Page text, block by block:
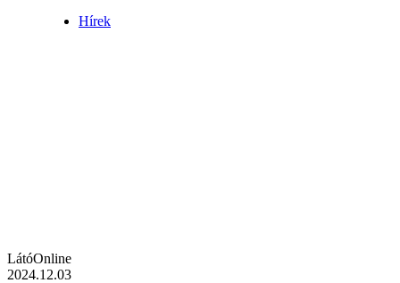
Hírek
LátóOnline
2024.12.03